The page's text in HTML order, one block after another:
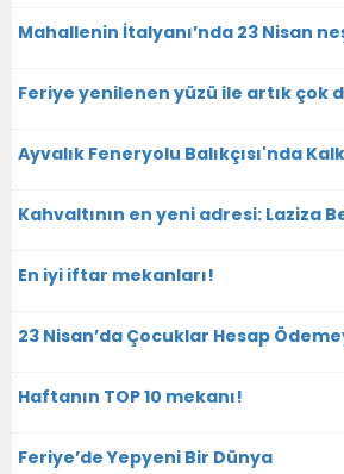
Mahallenin İtalyanı’nda 23 Nisan
Feriye yenilenen yüzü ile artık çok
Ayvalık Feneryolu Balıkçısı'nda
Kahvaltının en yeni adresi: Laziza
En iyi iftar mekanları!
23 Nisan’da Çocuklar Hesap
Haftanın TOP 10 mekanı!
Feriye’de Yepyeni Bir Dünya